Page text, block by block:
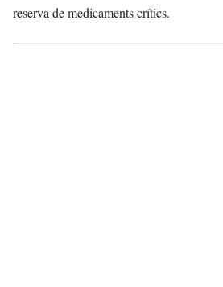
reserva de medicaments crítics.